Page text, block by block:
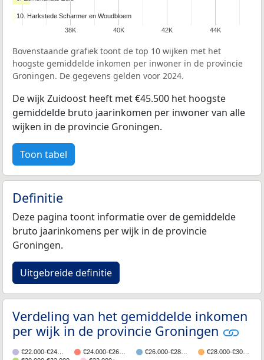
38K 40K 42K 44K
10. Harkstede Scharmer en Woudbloem
10. Harkstede Scharmer en Woudbloem
Bovenstaande grafiek toont de top 10 wijken met het
hoogste gemiddelde inkomen per inwoner in de provincie
Groningen. De gegevens gelden voor 2024.
De wijk Zuidoost heeft met €45.500 het hoogste
gemiddelde bruto jaarinkomen per inwoner van alle
wijken in de provincie Groningen.
Toon tabel
Definitie
Deze pagina toont informatie over de gemiddelde
bruto jaarinkomens per wijk in de provincie
Groningen.
Uitgebreide definitie
Verdeling van het gemiddelde inkomen
per wijk in de provincie Groningen
€22.000-€24… €24.000-€26… €26.000-€28…
€28.000-€30…